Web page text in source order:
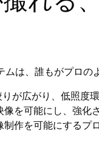
は、誰もがプロ
が広がり、低照度
を可能にし、強
作を可能にする